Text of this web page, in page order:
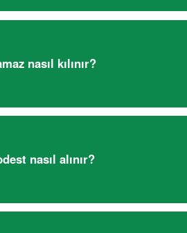
nasıl kılınır?
nasıl alınır?